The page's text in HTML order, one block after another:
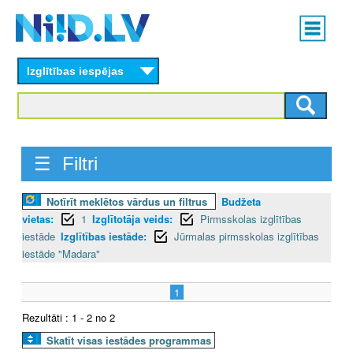
content
Main
menu
Izglītības iespējas
☰ Filtri
Notīrīt meklētos vārdus un filtrus
Budžeta
vietas:
1 Izglītotāja veids:
Pirmsskolas izglītības
iestāde Izglītības iestāde:
Jūrmalas pirmsskolas izglītības
iestāde "Madara"
1
Rezultāti : 1 - 2 no 2
Skatīt visas iestādes programmas